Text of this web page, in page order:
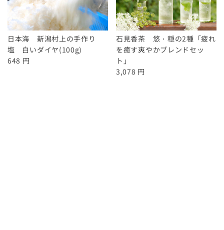
日本海 新潟村上の手作り
塩 白いダイヤ(100g)
648 円
石見香茶 悠・穏の2種「疲れ
を癒す爽やかブレンドセッ
ト」
3,078 円